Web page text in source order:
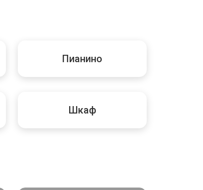
Пианино
Шкаф